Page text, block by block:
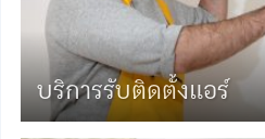
บริการรับติดตั้งแอร์